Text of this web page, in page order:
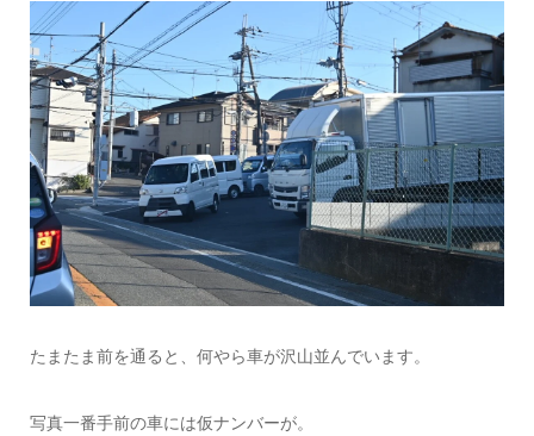
たまたま前を通ると、何やら車が沢山並んでいます。
写真一番手前の車には仮ナンバーが。